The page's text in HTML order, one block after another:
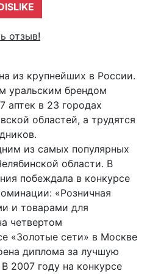
отзыв!
из крупнейших в России.
уральским брендом
аптек в 23 городах
областей, а трудятся
из самых популярных
области. В
побеждала в конкурсе
«Розничная
и товарами для
четвертом
«Золотые сети» в Москве
диплома за лучшую
2007 году на конкурсе